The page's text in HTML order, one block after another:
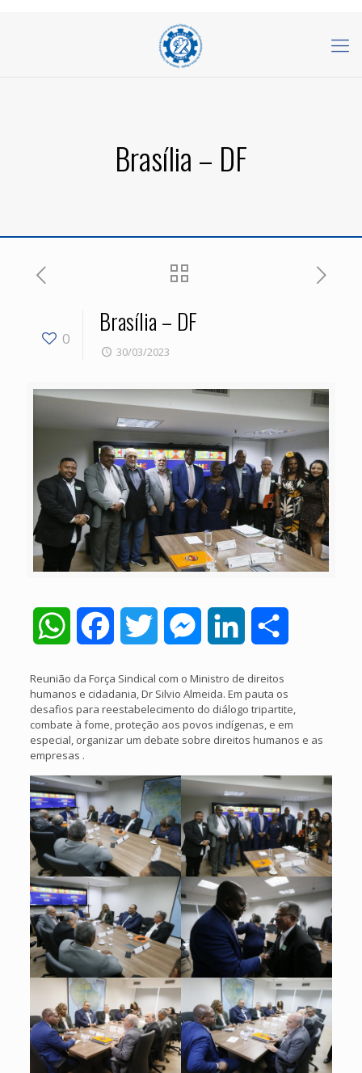
Brasília – DF
0
Brasília – DF
30/03/2023
WhatsAppFacebookTwitter MessengerLinkedIn
Reunião da Força Sindical com o Ministro de direitos
humanos e cidadania, Dr Silvio Almeida. Em pauta os
desafios para reestabelecimento do diálogo tripartite,
combate à fome, proteção aos povos indígenas, e em
especial, organizar um debate sobre direitos humanos e as
empresas .